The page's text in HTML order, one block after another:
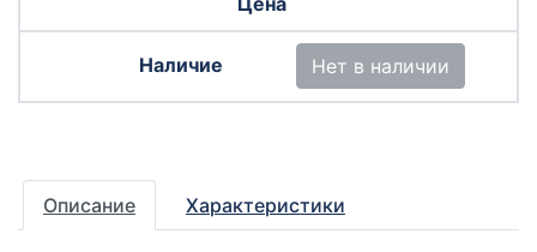
Нет в наличии
Описание Характеристики